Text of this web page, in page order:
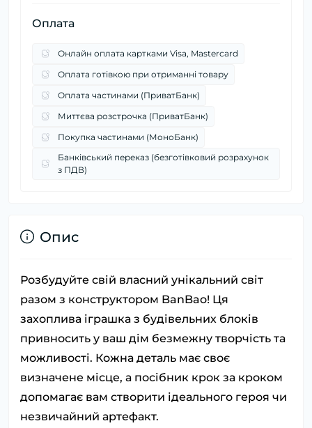
Оплата
Онлайн оплата картками Visa, Mastercard
Оплата готівкою при отриманні товару
Оплата частинами (ПриватБанк)
Миттєва розстрочка (ПриватБанк)
Покупка частинами (МоноБанк)
Банківський переказ (безготівковий розрахунок
з ПДВ)
Опис
Розбудуйте свій власний унікальний світ
разом з конструктором BanBao! Ця
захоплива іграшка з будівельних блоків
привносить у ваш дім безмежну творчість та
можливості. Кожна деталь має своє
визначене місце, а посібник крок за кроком
допомагає вам створити ідеального героя чи
незвичайний артефакт.